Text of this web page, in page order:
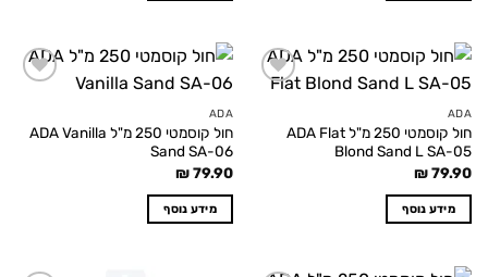
ADA
חול קוסמטי 250 מ"ל ADA Flat
Blond Sand L SA-05
₪79.90
מידע נוסף
ADA
חול קוסמטי 250 מ"ל ADA Vanilla
Sand SA-06
₪79.90
מידע נוסף